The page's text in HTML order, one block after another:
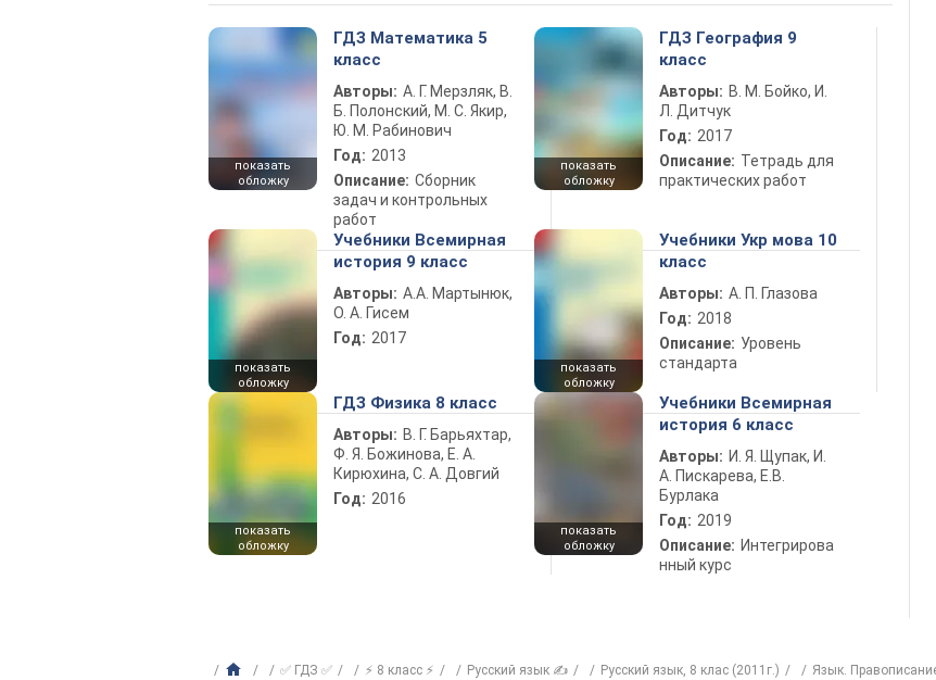
показать
обложку
ГДЗ Математика 5
класс
Авторы: А. Г. Мерзляк, В.
Б. Полонский, М. С. Якир,
Ю. М. Рабинович
Год: 2013
Описание: Сборник
задач и контрольных
работ
показать
обложку
ГДЗ География 9
класс
Авторы: В. М. Бойко, И.
Л. Дитчук
Год: 2017
Описание: Тетрадь для
практических работ
показать
обложку
Учебники Всемирная
история 9 класс
Авторы: А.А. Мартынюк,
О. А. Гисем
Год: 2017
показать
обложку
Учебники Укр мова 10
класс
Авторы: А. П. Глазова
Год: 2018
Описание: Уровень
стандарта
показать
обложку
ГДЗ Физика 8 класс
Авторы: В. Г. Барьяхтар,
Ф. Я. Божинова, Е. А.
Кирюхина, С. А. Довгий
Год: 2016
показать
обложку
Учебники Всемирная
история 6 класс
Авторы: И. Я. Щупак, И.
А. Пискарева, Е.В.
Бурлака
Год: 2019
Описание: Интегрирова
нный курс
✅ ГДЗ ✅ ⚡ 8 класс ⚡ Русский язык ✍ Русский язык, 8 клас (2011г.) Язык.